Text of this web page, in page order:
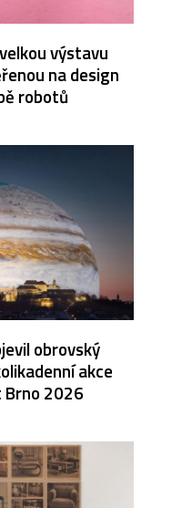
výstavu
na design
robotů
obrovský
akce
2026